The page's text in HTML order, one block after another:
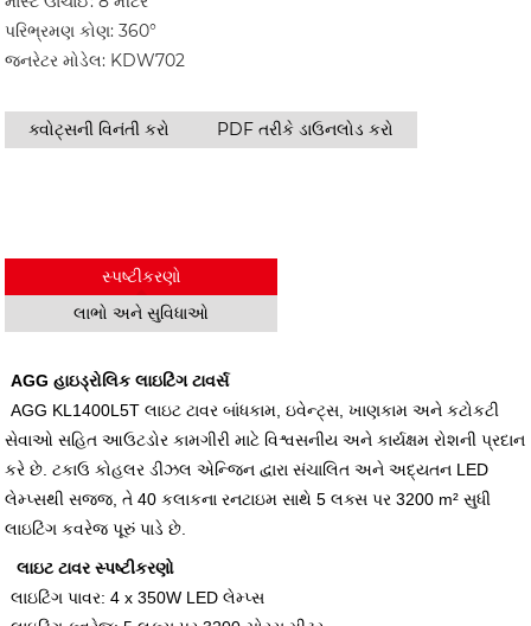
પરિભ્રમણ કોણ: 360°
જનરેટર મોડેલ: KDW702
ક્વોટ્સની વિનંતી કરો PDF તરીકે ડાઉનલોડ કરો
સ્પષ્ટીકરણો
લાભો અને સુવિધાઓ
AGG હાઇડ્રોલિક લાઇટિંગ ટાવર્સ
AGG KL1400L5T લાઇટ ટાવર બાંધકામ, ઇવેન્ટ્સ, ખાણકામ અને કટોકટી
સેવાઓ સહિત આઉટડોર કામગીરી માટે વિશ્વસનીય અને કાર્યક્ષમ રોશની પ્રદાન
કરે છે. ટકાઉ કોહલર ડીઝલ એન્જિન દ્વારા સંચાલિત અને અદ્યતન LED
લેમ્પ્સથી સજ્જ, તે 40 કલાકના રનટાઇમ સાથે 5 લક્સ પર 3200 m² સુધી
લાઇટિંગ કવરેજ પૂરું પાડે છે.
લાઇટ ટાવર સ્પષ્ટીકરણો
લાઇટિંગ પાવર: 4 x 350W LED લેમ્પ્સ